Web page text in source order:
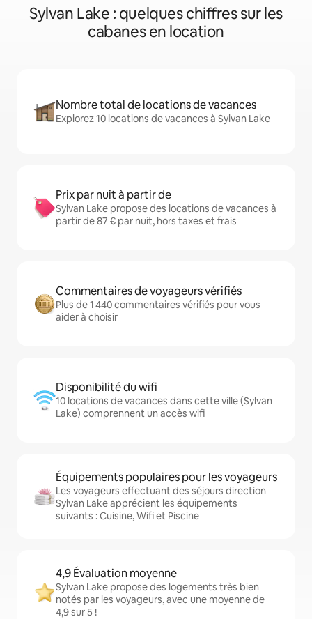
Sylvan Lake : quelques chiffres sur les
cabanes en location
Nombre total de locations de vacances
Explorez 10 locations de vacances à Sylvan Lake
Prix par nuit à partir de
Sylvan Lake propose des locations de vacances à
partir de 87 € par nuit, hors taxes et frais
Commentaires de voyageurs vérifiés
Plus de 1 440 commentaires vérifiés pour vous
aider à choisir
Disponibilité du wifi
10 locations de vacances dans cette ville (Sylvan
Lake) comprennent un accès wifi
Équipements populaires pour les voyageurs
Les voyageurs effectuant des séjours direction
Sylvan Lake apprécient les équipements
suivants : Cuisine, Wifi et Piscine
4,9 Évaluation moyenne
Sylvan Lake propose des logements très bien
notés par les voyageurs, avec une moyenne de
4,9 sur 5 !